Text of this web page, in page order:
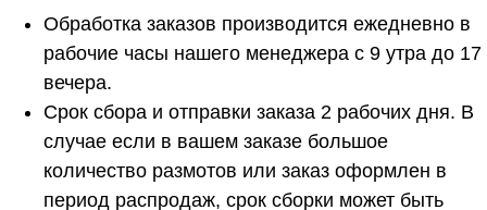
Обработка заказов производится ежедневно в
рабочие часы нашего менеджера с 9 утра до 17
вечера.
Срок сбора и отправки заказа 2 рабочих дня. В
случае если в вашем заказе большое
количество размотов или заказ оформлен в
период распродаж, срок сборки может быть